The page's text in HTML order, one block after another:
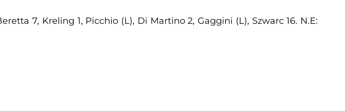
7, Kreling 1, Picchio (L), Di Martino 2, Gaggini (L), Szwarc 16. N.E: